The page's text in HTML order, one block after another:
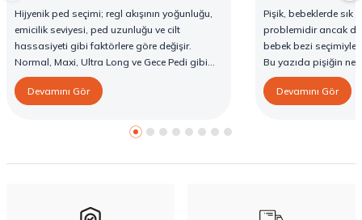
Hijyenik ped seçimi; regl akışının yoğunluğu,
emicilik seviyesi, ped uzunluğu ve cilt
hassasiyeti gibi faktörlere göre değişir.
Normal, Maxi, Ultra Long ve Gece Pedi gibi
farklı seçenekler, farklı ihtiyaçlara yönelik
koruma sunar. Doğru ped seçimi gün boyu
rehberde hijyenik ped çeşitleri, seçim kriterleri
Devamını Gör
Pişik, bebeklerde sık
problemidir ancak
bebek bezi seçimiyle
Bu yazıda pişiğin
yöntemlerini ve
karşı destekleyici
Devamını Gör